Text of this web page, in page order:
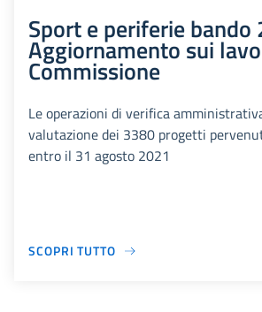
Sport e periferie bando
Aggiornamento sui
Commissione
Le operazioni di verifica
valutazione dei 3380 progetti
entro il 31 agosto 2021
SCOPRI TUTTO